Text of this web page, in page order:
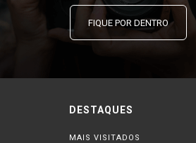
FIQUE POR DENTRO
DESTAQUES
MAIS VISITADOS